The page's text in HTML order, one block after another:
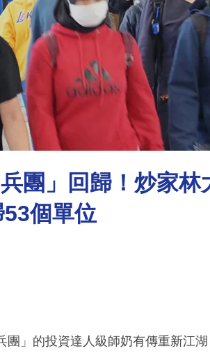
團」回歸！炒家林
個單位
團」的投資達人級師奶有傳重新江